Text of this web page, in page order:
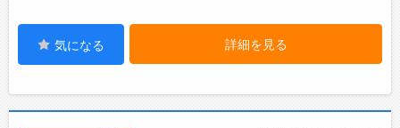
気になる 詳細を見る